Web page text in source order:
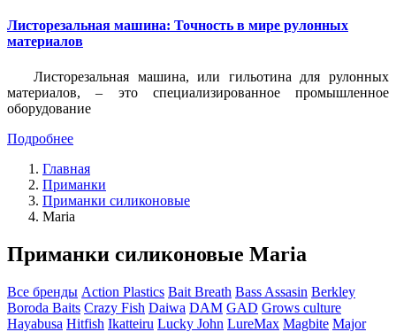
Листорезальная машина: Точность в мире рулонных
материалов
Листорезальная машина, или гильотина для рулонных
материалов, – это специализированное промышленное
оборудование
Подробнее
Главная
Приманки
Приманки силиконовые
Maria
Приманки силиконовые Maria
Все бренды Action Plastics Bait Breath Bass Assasin Berkley
Boroda Baits Crazy Fish Daiwa DAM GAD Grows culture
Hayabusa Hitfish Ikatteiru Lucky John LureMax Magbite Major